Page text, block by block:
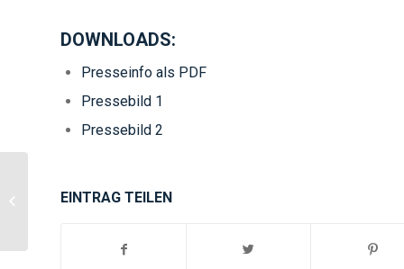
DOWNLOADS:
Presseinfo als PDF
Pressebild 1
Pressebild 2
EINTRAG TEILEN
Open House Event der